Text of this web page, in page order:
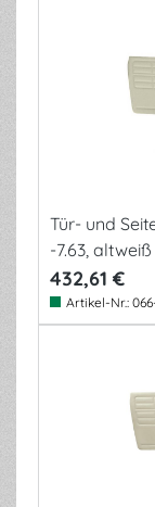
Tür- und
-7.63, altweiß
432,61 €
Artikel-Nr.: